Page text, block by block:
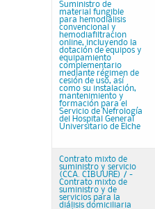
Suministro de
material fungible
para hemodiálisis
convencional y
hemodiafiltracion
online, incluyendo la
dotación de equipos y
equipamiento
complementario
mediante régimen de
cesión de uso, así
como su instalación,
mantenimiento y
formación para el
Servicio de Nefrología
del Hospital General
Universitario de Elche
Contrato mixto de
suministro y servicio
(CCA. CIBUURE) / -
Contrato mixto de
suministro y de
servicios para la
diálisis domiciliaria